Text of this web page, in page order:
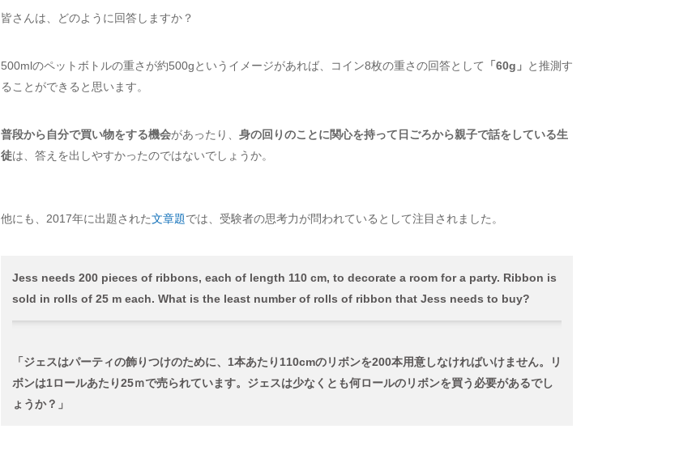
皆さんは、どのように回答しますか？
500mlのペットボトルの重さが約500gというイメージがあれば、コイン8枚の重さの回答として 「60g」 と推測す
ることができると思います。
普段から自分で買い物をする機会があったり、 身の回りのことに関心を持って日ごろから親子で話をしている生
徒は、答えを出しやすかったのではないでしょうか。
他にも、2017年に出題された文章題では、受験者の思考力が問われているとして注目されました。
Jess needs 200 pieces of ribbons, each of length 110 cm, to decorate a room for a party. Ribbon is
sold in rolls of 25 m each. What is the least number of rolls of ribbon that Jess needs to buy?
「ジェスはパーティの飾りつけのために、1本あたり110cmのリボンを200本用意しなければいけません。リ
ボンは1ロールあたり25ｍで売られています。ジェスは少なくとも何ロールのリボンを買う必要があるでし
ょうか？」